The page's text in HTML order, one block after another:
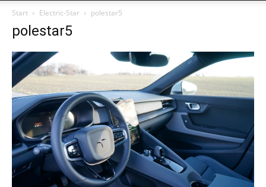
Start Electric-Star polestar5
polestar5